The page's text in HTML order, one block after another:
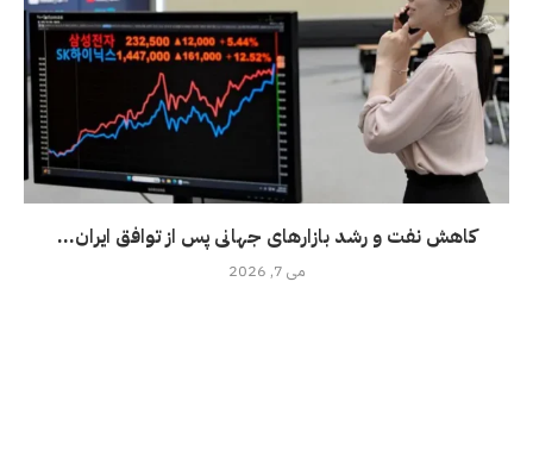
کاهش نفت و رشد بازارهای جهانی پس از توافق ایران...
می 7, 2026